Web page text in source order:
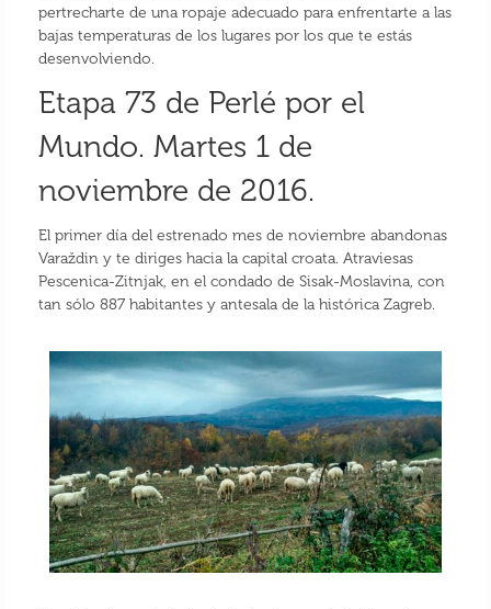
pertrecharte de una ropaje adecuado para enfrentarte a las
bajas temperaturas de los lugares por los que te estás
desenvolviendo.
Etapa 73 de Perlé por el
Mundo. Martes 1 de
noviembre de 2016.
El primer día del estrenado mes de noviembre abandonas
Varaždin y te diriges hacia la capital croata. Atraviesas
Pescenica-Zitnjak, en el condado de Sisak-Moslavina, con
tan sólo 887 habitantes y antesala de la histórica Zagreb.